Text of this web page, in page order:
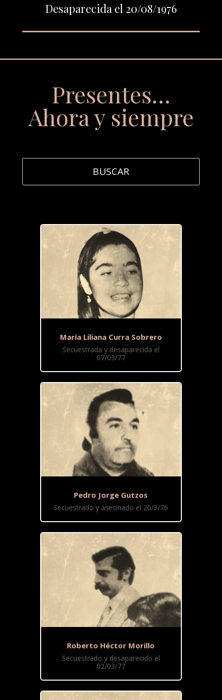
Desaparecida el 20/08/1976
Presentes…
Ahora y siempre
María Liliana Curra Sobrero
Secuestrada y desaparecida el
07/03/77
Pedro Jorge Gutzos
Secuestrado y asesinado el 20/3/76
Roberto Héctor Morillo
Secuestrado y desaparecido el
02/03/77